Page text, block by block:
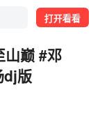
打开看看
山巅 #邓
dj版